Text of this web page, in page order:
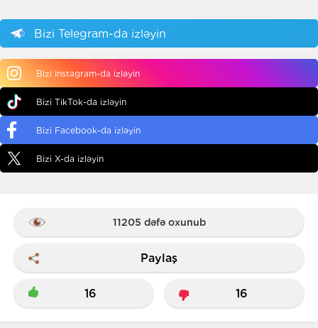
Bizi Telegram-da izləyin
Bizi Instagram-da izləyin
Bizi TikTok-da izləyin
Bizi Facebook-da izləyin
Bizi X-da izləyin
11205 dəfə oxunub
Paylaş
16 16